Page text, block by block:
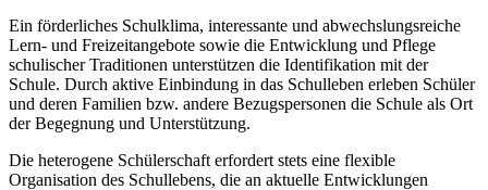
Ein förderliches Schulklima, interessante und abwechslungsreiche
Lern- und Freizeitangebote sowie die Entwicklung und Pflege
schulischer Traditionen unterstützen die Identifikation mit der
Schule. Durch aktive Einbindung in das Schulleben erleben Schüler
und deren Familien bzw. andere Bezugspersonen die Schule als Ort
der Begegnung und Unterstützung.
Die heterogene Schülerschaft erfordert stets eine flexible
Organisation des Schullebens, die an aktuelle Entwicklungen